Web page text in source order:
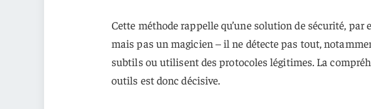
Cette méthode rappelle qu’une solution de sécurité,
mais pas un magicien – il ne détecte pas tout,
subtils ou utilisent des protocoles légitimes. La
outils est donc décisive.